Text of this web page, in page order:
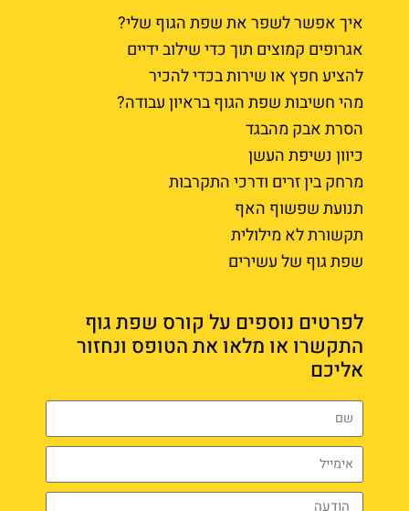
איך אפשר לשפר את שפת הגוף שלי?
אגרופים קמוצים תוך כדי שילוב ידיים
להציע חפץ או שירות בכדי להכיר
מהי חשיבות שפת הגוף בראיון עבודה?
הסרת אבק מהבגד
כיוון נשיפת העשן
מרחק בין זרים ודרכי התקרבות
תנועת שפשוף האף
תקשורת לא מילולית
שפת גוף של עשירים
לפרטים נוספים על קורס שפת גוף
התקשרו או מלאו את הטופס ונחזור
אליכם